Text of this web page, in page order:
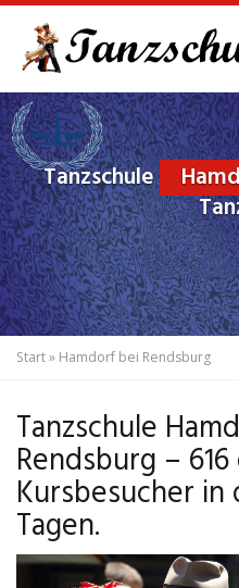
main
content
Tanzschule
Start» Hamdorf bei Rendsburg
Tanzschule
Rendsburg –
Kursbesucher
Tagen.